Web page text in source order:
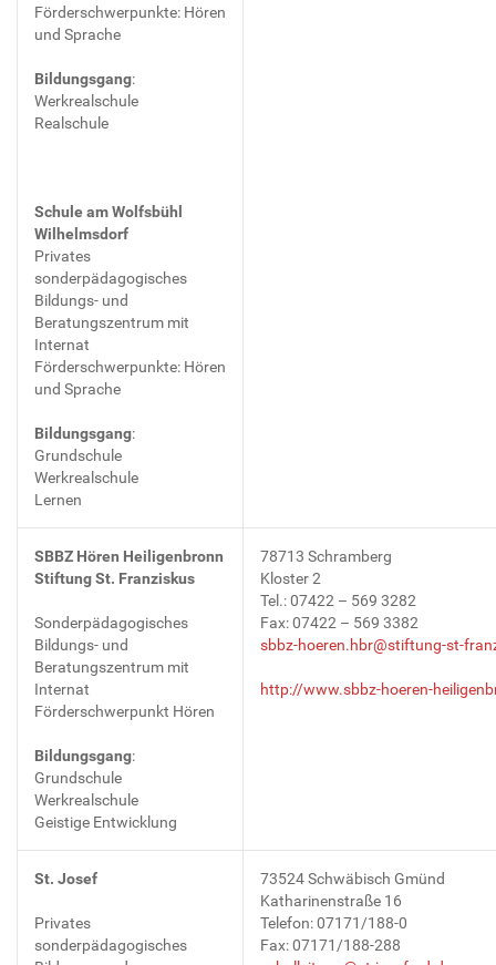
Förderschwerpunkte: Hören
und Sprache
Bildungsgang:
Werkrealschule
Realschule
Schule am Wolfsbühl
Wilhelmsdorf
Privates
sonderpädagogisches
Bildungs- und
Beratungszentrum mit
Internat
Förderschwerpunkte: Hören
und Sprache
Bildungsgang:
Grundschule
Werkrealschule
Lernen
SBBZ Hören Heiligenbronn
Stiftung St. Franziskus
Sonderpädagogisches
Bildungs- und
Beratungszentrum mit
Internat
Förderschwerpunkt Hören
Bildungsgang:
Grundschule
Werkrealschule
Geistige Entwicklung
78713 Schramberg
Kloster 2
Tel.: 07422 – 569 3282
Fax: 07422 – 569 3382
sbbz-hoeren.hbr@stiftung-st-
http://www.sbbz-hoeren-
St. Josef
Privates
sonderpädagogisches
73524 Schwäbisch Gmünd
Katharinenstraße 16
Telefon: 07171/188-0
Fax: 07171/188-288